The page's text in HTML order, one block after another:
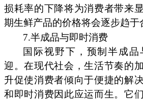
损耗率的下降将为消费者带来
期生鲜产品的价格将会逐步趋于
7.半成品与即时消费
国际视野下，预制半成
迎。在现代社会，生活节奏的
升促使消费者倾向于便捷的解
和即时消费因此应运而生。它